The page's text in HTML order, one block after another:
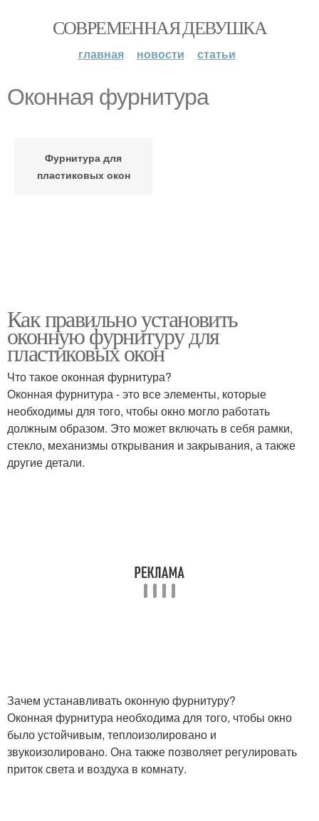
СОВРЕМЕННАЯ ДЕВУШКА
главная новости статьи
Оконная фурнитура
Фурнитура для
пластиковых окон
Как правильно установить
оконную фурнитуру для
пластиковых окон
Что такое оконная фурнитура?
Оконная фурнитура - это все элементы, которые
необходимы для того, чтобы окно могло работать
должным образом. Это может включать в себя рамки,
стекло, механизмы открывания и закрывания, а также
другие детали.
Зачем устанавливать оконную фурнитуру?
Оконная фурнитура необходима для того, чтобы окно
было устойчивым, теплоизолировано и
звукоизолировано. Она также позволяет регулировать
приток света и воздуха в комнату.